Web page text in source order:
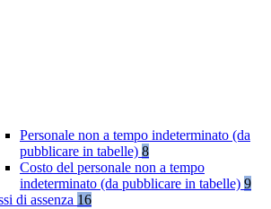
Personale non a tempo indeterminato (da
pubblicare in tabelle) 8
Costo del personale non a tempo
indeterminato (da pubblicare in tabelle) 9
di assenza 16